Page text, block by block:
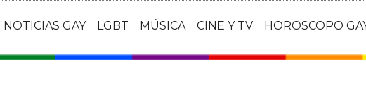
NOTICIAS GAY LGBT MÚSICA CINE Y TV HOROSCOPO